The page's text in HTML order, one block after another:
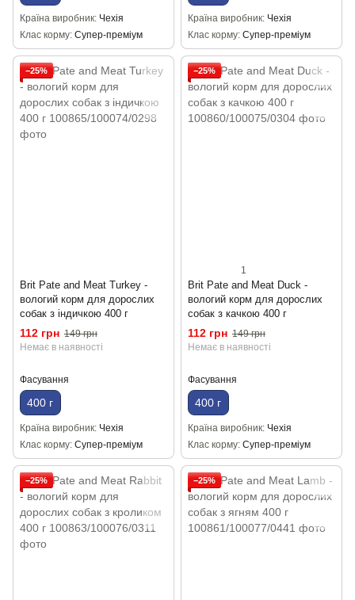
Країна виробник Чехія
Клас корму Супер-преміум
Країна виробник Чехія
Клас корму Супер-преміум
−25%
Brit Pate and Meat Turkey -
вологий корм для дорослих
собак з індичкою 400 г
112 грн 149 грн
Немає в наявності
Фасування
400 г
Країна виробник Чехія
Клас корму Супер-преміум
−25%
1
Brit Pate and Meat Duck -
вологий корм для дорослих
собак з качкою 400 г
112 грн 149 грн
Немає в наявності
Фасування
400 г
Країна виробник Чехія
Клас корму Супер-преміум
−25% −25%